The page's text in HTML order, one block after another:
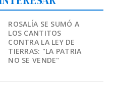
ROSALÍA SE SUMÓ A
LOS CANTITOS
CONTRA LA LEY DE
TIERRAS: "LA PATRIA
NO SE VENDE"